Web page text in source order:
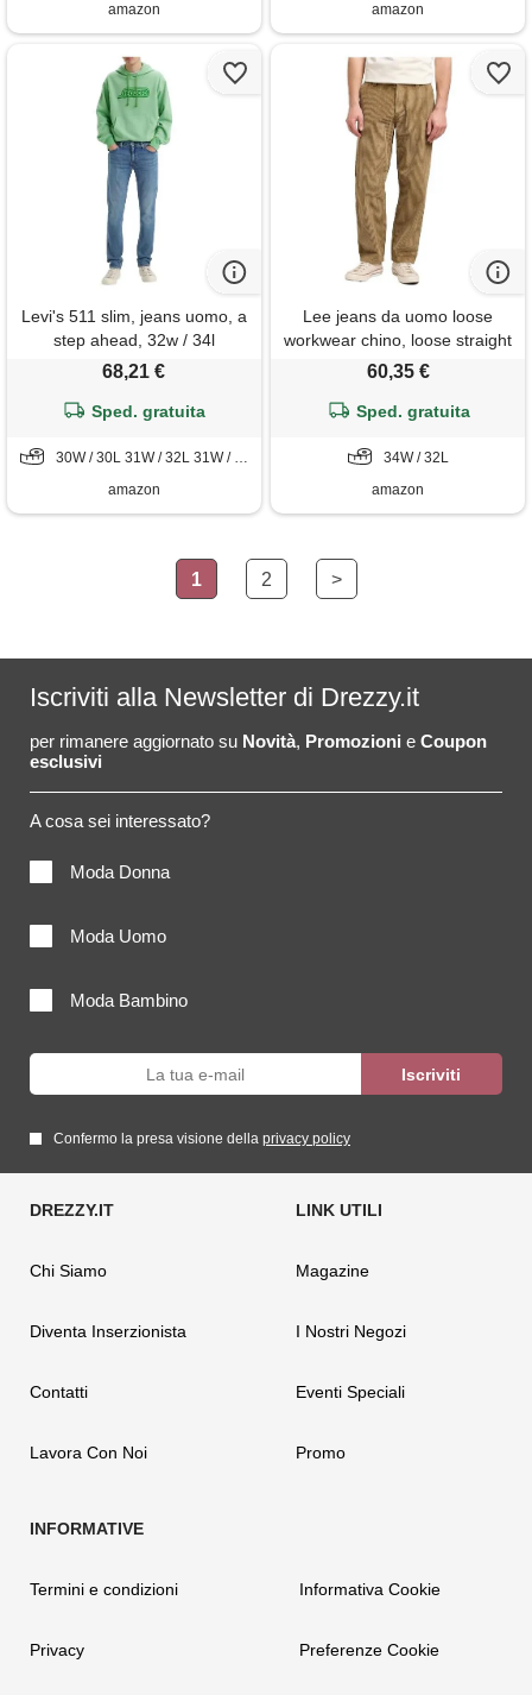
amazon
amazon
Levi's 511 slim, jeans uomo, a
step ahead, 32w / 34l
68,21 €
Sped. gratuita
30W / 30L 31W / 32L 31W / 34L 32W / 30L 32W / 34L 32W / 36L 34W / 34L 38W / 32L
amazon
Lee jeans da uomo loose
workwear chino, loose straight
fit, straight leg, cachi, 48 it
(34w/32l)
60,35 €
Sped. gratuita
34W / 32L
amazon
1 2 >
Iscriviti alla Newsletter di Drezzy.it
per rimanere aggiornato su Novità, Promozioni e Coupon
esclusivi
A cosa sei interessato?
Moda Donna
Moda Uomo
Moda Bambino
Confermo la presa visione della privacy policy
Chi Siamo
Diventa Inserzionista
Contatti
Lavora Con Noi
Magazine
I Nostri Negozi
Eventi Speciali
Promo
Termini e condizioni
Privacy
Informativa Cookie
Preferenze Cookie